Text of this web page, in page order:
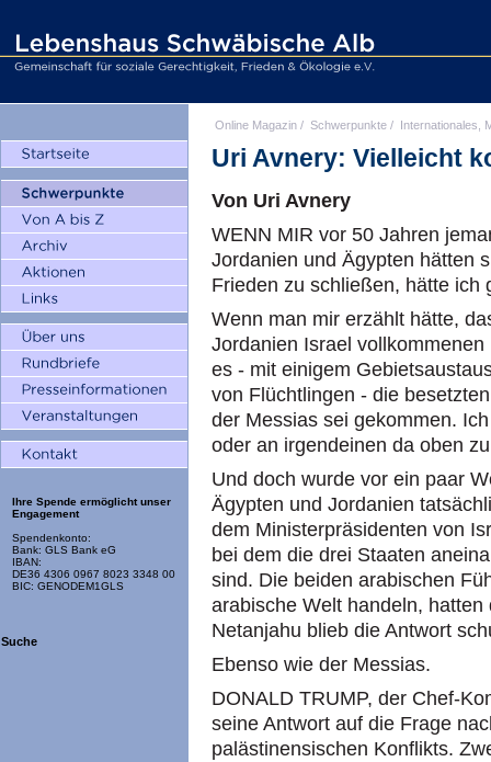
Ihre Spende ermöglicht unser
Engagement
Spendenkonto:
Bank: GLS Bank eG
IBAN:
DE36 4306 0967 8023 3348 00
BIC: GENODEM1GLS
Suche
Online Magazin / Schwerpunkte / Internationales,
Uri Avnery: Vielleicht
Von Uri Avnery
WENN MIR vor 50 Jahren
Jordanien und Ägypten hätten
Frieden zu schließen, hätte ich
Wenn man mir erzählt hätte,
Jordanien Israel
es - mit einigem
von Flüchtlingen - die
der Messias sei gekommen.
oder an irgendeinen da oben
Und doch wurde vor ein paar
Ägypten und Jordanien
dem Ministerpräsidenten von
bei dem die drei Staaten
sind. Die beiden arabischen
arabische Welt handeln,
Netanjahu blieb die Antwort
Ebenso wie der Messias.
DONALD TRUMP, der Chef-
seine Antwort auf die Frage
palästinensischen Konflikts.